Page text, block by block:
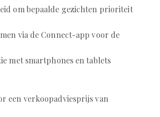
om bepaalde gezichten prioriteit
via de Connect-app voor de
met smartphones en tablets
een verkoopadviesprijs van